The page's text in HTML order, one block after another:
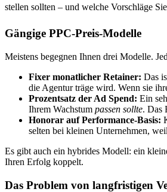
stellen sollten – und welche Vorschläge
Gängige PPC-Preis-Modelle
Meistens begegnen Ihnen drei Modelle.
Fixer monatlicher Retainer: Das
die Agentur träge wird. Wenn sie
Prozentsatz der Ad Spend: Ein
Ihrem Wachstum passen sollte. Das
Honorar auf Performance-Basis:
selten bei kleinen Unternehmen,
Es gibt auch ein hybrides Modell: ein
Ihren Erfolg koppelt.
Das Problem von langfristigen